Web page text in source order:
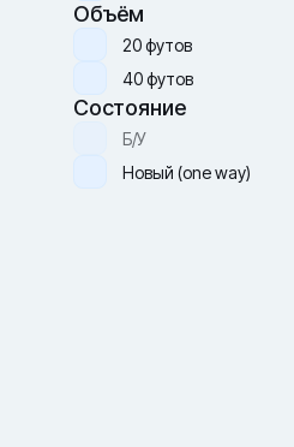
Объём
20 футов
40 футов
Состояние
Б/У
Новый (one way)